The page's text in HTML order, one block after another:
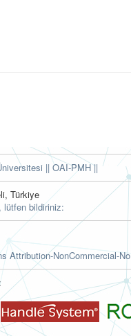
|| OAI-PMH ||
Türkiye
lütfen bildiriniz:
Attribution-NonCommercial-
: